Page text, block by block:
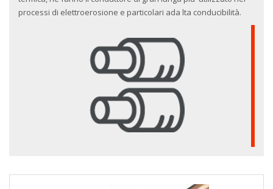
processi di elettroerosione e particolari ada lta conducibilità.